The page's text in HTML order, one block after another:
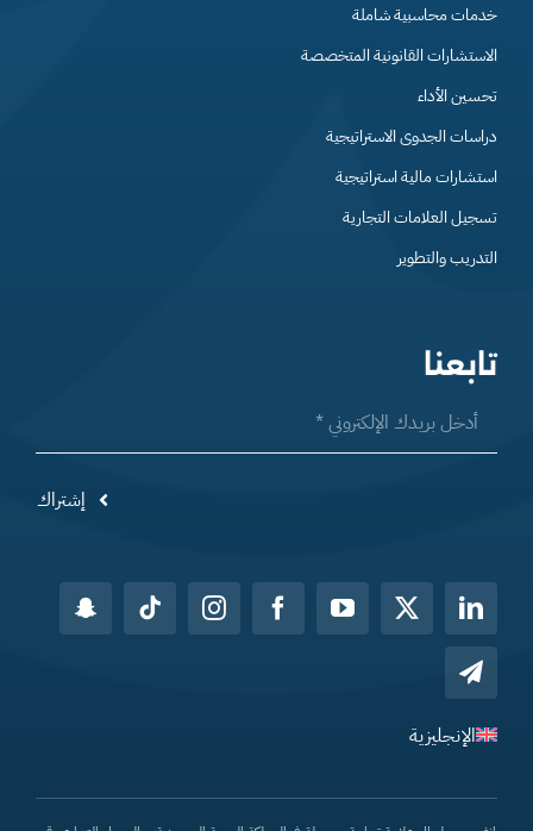
خدمات محاسبية شاملة
الاستشارات القانونية المتخصصة
تحسين الأداء
دراسات الجدوى الاستراتيجية
استشارات مالية استراتيجية
تسجيل العلامات التجارية
التدريب والتطوير
تابعنا
إشتراك
الإنجليزية